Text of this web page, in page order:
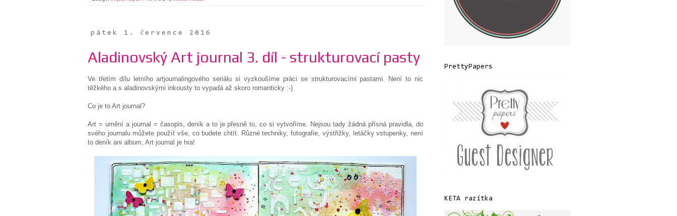
pátek 1. července 2016
Aladinovský Art journal 3. díl - strukturovací pasty
Ve třetím dílu letního artjournalingového seriálu si vyzkoušíme práci se strukturovacími pastami. Není to nic
těžkého a s aladinovskými inkousty to vypadá až skoro romanticky :-)
Co je to Art journal?
Art = umění a journal = časopis, deník a to je přesně to, co si vytvoříme. Nejsou tady žádná přísná pravidla, do
svého journalu můžete použít vše, co budete chtít. Různé techniky, fotografie, výstřižky, letáčky vstupenky, není
to deník ani album, Art journal je hra!
PrettyPapers
KETA razítka